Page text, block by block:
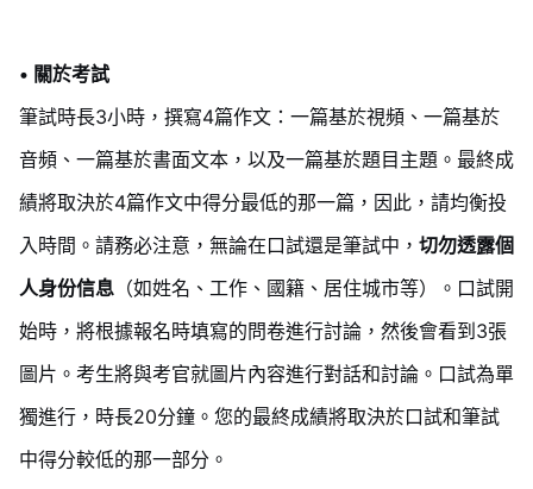
• 關於考試
筆試時長3小時，撰寫4篇作文：一篇基於視頻、一篇基於
音頻、一篇基於書面文本，以及一篇基於題目主題。最終成
績將取決於4篇作文中得分最低的那一篇，因此，請均衡投
入時間。請務必注意，無論在口試還是筆試中， 切勿透露個
人身份信息 （如姓名、工作、國籍、居住城市等）。口試開
始時，將根據報名時填寫的問卷進行討論，然後會看到3張
圖片。考生將與考官就圖片內容進行對話和討論。口試為單
獨進行，時長20分鐘。您的最終成績將取決於口試和筆試
中得分較低的那一部分。